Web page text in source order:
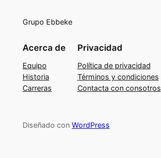
Grupo Ebbeke
Acerca de
Equipo
Historia
Carreras
Privacidad
Política de privacidad
Términos y condiciones
Contacta con consotros
Diseñado con WordPress